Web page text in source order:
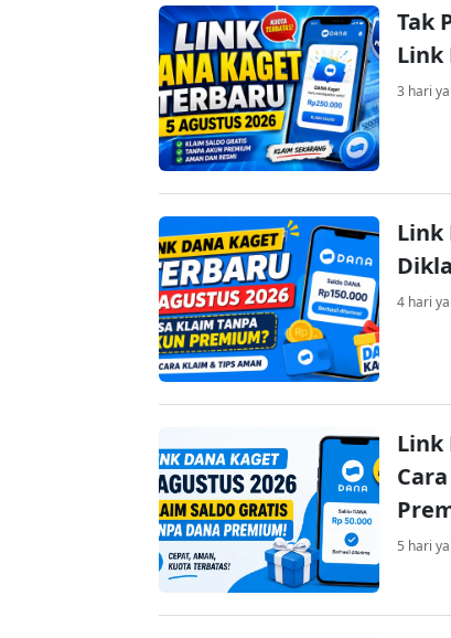
Tak
Link
3 hari
Link
4 hari
Link
5 hari